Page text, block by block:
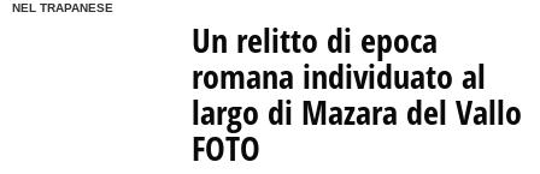
NEL TRAPANESE
Un relitto di epoca
romana individuato al
largo di Mazara del Vallo
FOTO